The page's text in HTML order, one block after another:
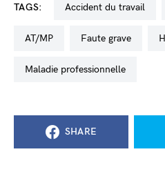
TAGS: accident du travail
AT/MP faute grave
maladie professionnelle
SHARE